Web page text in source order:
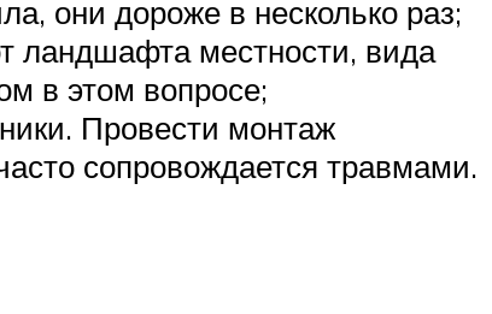
они дороже в несколько раз;
ландшафта местности, вида
в этом вопросе;
Провести монтаж
сопровождается травмами.